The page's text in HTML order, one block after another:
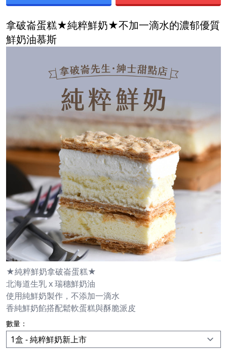
拿破崙蛋糕★純粹鮮奶★不加一滴水的濃郁優質
鮮奶油慕斯
★純粹鮮奶拿破崙蛋糕★
北海道生乳 x 瑞穗鮮奶油
使用純鮮奶製作，不添加一滴水
香純鮮奶餡搭配鬆軟蛋糕與酥脆派皮
數量：